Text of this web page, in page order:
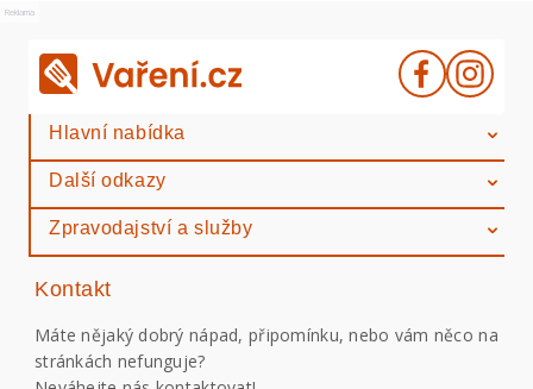
Reklama
Hlavní nabídka
Další odkazy
Zpravodajství a služby
Kontakt
Máte nějaký dobrý nápad, připomínku, nebo vám něco na
stránkách nefunguje?